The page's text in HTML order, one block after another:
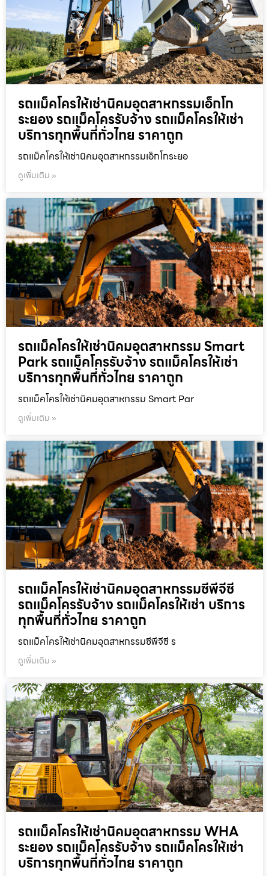
รถแม็คโครให้เช่านิคมอุตสาหกรรมเอ็กโก
ระยอง รถแม็คโครรับจ้าง รถแม็คโครให้เช่า
บริการทุกพื้นที่ทั่วไทย ราคาถูก
รถแม็คโครให้เช่านิคมอุตสาหกรรมเอ็กโกระยอ
ดูเพิ่มเติม »
รถแม็คโครให้เช่านิคมอุตสาหกรรม Smart
Park รถแม็คโครรับจ้าง รถแม็คโครให้เช่า
บริการทุกพื้นที่ทั่วไทย ราคาถูก
รถแม็คโครให้เช่านิคมอุตสาหกรรม Smart Par
ดูเพิ่มเติม »
รถแม็คโครให้เช่านิคมอุตสาหกรรมซีพีจีซี
รถแม็คโครรับจ้าง รถแม็คโครให้เช่า บริการ
ทุกพื้นที่ทั่วไทย ราคาถูก
รถแม็คโครให้เช่านิคมอุตสาหกรรมซีพีจีซี ร
ดูเพิ่มเติม »
รถแม็คโครให้เช่านิคมอุตสาหกรรม WHA
ระยอง รถแม็คโครรับจ้าง รถแม็คโครให้เช่า
บริการทุกพื้นที่ทั่วไทย ราคาถูก